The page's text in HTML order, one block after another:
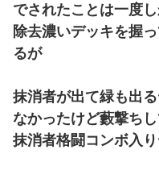
でされたことは一度
除去濃いデッキを握
るが
抹消者が出て緑も出
なかったけど藪撃ち
抹消者格闘コンボ入